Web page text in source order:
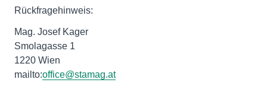
Rückfragehinweis:
Mag. Josef Kager
Smolagasse 1
1220 Wien
mailto:office@stamag.at